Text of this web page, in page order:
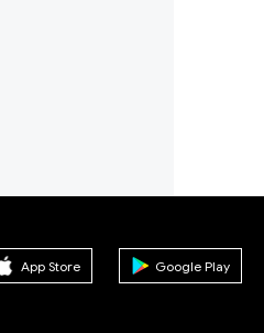
App Store Google Play